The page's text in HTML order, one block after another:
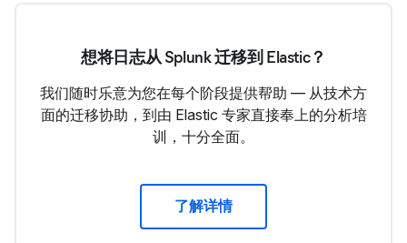
想将日志从 Splunk 迁移到 Elastic？
我们随时乐意为您在每个阶段提供帮助 — 从技术方
面的迁移协助，到由 Elastic 专家直接奉上的分析培
训，十分全面。
了解详情